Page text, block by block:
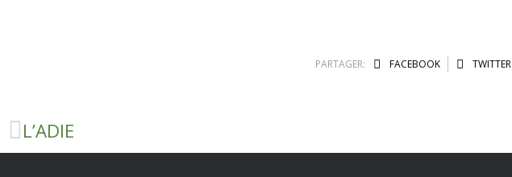
PARTAGER: FACEBOOK TWITTER
L’ADIE